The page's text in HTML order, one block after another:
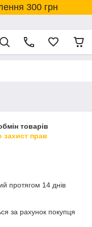
300 грн
товарів
захист прав
протягом 14 днів
за рахунок покупця